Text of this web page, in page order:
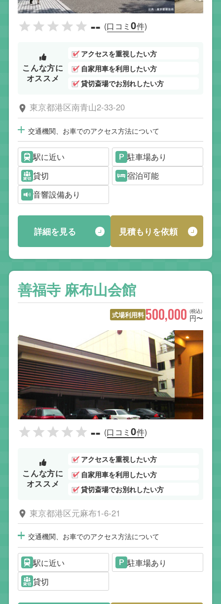
-- (口コミ0件)
こんな方に
オススメ
アクセスを重視したい方
自家用車を利用したい方
貸切斎場でお別れしたい方
東京都港区南青山2-33-20
交通機関、お車でのアクセス方法について
駅に近い
駐車場あり
貸切
宿泊可能
音響設備あり
詳細を見る 見積もりを依頼
善福寺 麻布山会館
式場利用料 (税込)
500,000 円〜
-- (口コミ0件)
こんな方に
オススメ
アクセスを重視したい方
自家用車を利用したい方
貸切斎場でお別れしたい方
東京都港区元麻布1-6-21
交通機関、お車でのアクセス方法について
駅に近い
駐車場あり
貸切